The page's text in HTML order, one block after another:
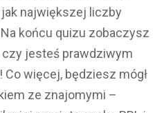
największej liczby
końcu quizu zobaczysz
jesteś prawdziwym
więcej, będziesz mógł
ze znajomymi –